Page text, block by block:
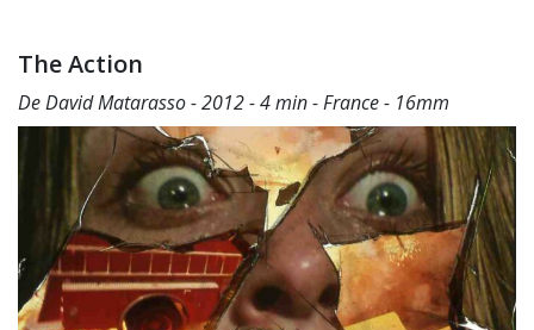
The Action
De David Matarasso - 2012 - 4 min - France - 16mm